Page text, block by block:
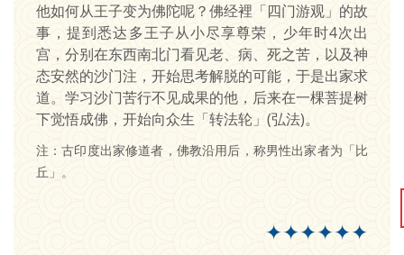
他如何从王子变为佛陀呢？佛经裡「四门游观」的故
事，提到悉达多王子从小尽享尊荣，少年时4次出
宫，分别在东西南北门看见老、病、死之苦，以及神
态安然的沙门注，开始思考解脱的可能，于是出家求
道。学习沙门苦行不见成果的他，后来在一棵菩提树
下觉悟成佛，开始向众生「转法轮」(弘法)。
注：古印度出家修道者，佛教沿用后，称男性出家者为「比
丘」。
✦✦✦✦✦✦